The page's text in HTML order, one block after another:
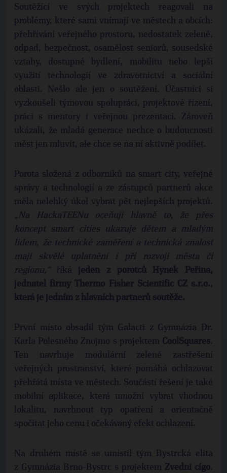
Soutěžící ve svých projektech reagovali na
problémy, které sami vnímají ve městech a obcích:
přehřívání veřejného prostoru, nedostatek zeleně,
odpad, bezpečnost, osamělost seniorů, sousedské
vztahy, dostupné bydlení, mobilitu nebo lepší
využití technologií ve zdravotnictví a sociální
oblasti. Nešlo ale jen o soutěžení. Účastníci si
vyzkoušeli týmovou spolupráci, projektové řízení,
práci s mentory i veřejnou prezentaci. Zároveň
ukázali, že mladá generace nechce o budoucnosti
měst jen mluvit, ale chce se na ní aktivně podílet.
Porota složená z odborníků na smart city, veřejné
správy a technologií a ze zástupců partnerů akce
měla nelehký úkol vybrat pět nejlepších projektů.
„Na HackaTEENu oceňuji hlavně to, že přes
koncept smart cities ukazuje dětem a mladým
lidem, že technické zaměření a technická znalost
mají skvělé uplatnění i při rozvoji města či
regionu,“říká
jeden z porotců Hynek Peřina,
jednatel firmy Thermo Fisher Scientific CZ s.r.o.,
která je jedním z hlavních partnerů soutěže.
První místo obsadil tým Galacti z Gymnázia Dr.
Karla Polesného Znojmo s projektem CoolSquares.
Ten navrhuje modulární zelené zastřešení
veřejných prostranství, které pomáhá ochlazovat
přehřátá místa ve městech. Součástí řešení je také
mobilní aplikace, která umožní vybrat vhodnou
lokalitu, navrhnout typ opatření a orientačně
spočítat jeho cenu i očekávaný efekt ochlazení.
Na druhém místě se umístil tým Bystrcká elita
z Gymnázia Brno-Bystrc s projektem Zvedni cígo.